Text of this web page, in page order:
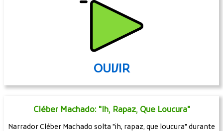
OUVIR
Cléber Machado: "Ih, Rapaz, Que Loucura"
Narrador Cléber Machado solta "ih, rapaz, que loucura" durante